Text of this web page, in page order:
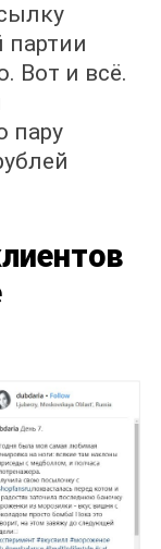
партии
Вот и всё.
пару